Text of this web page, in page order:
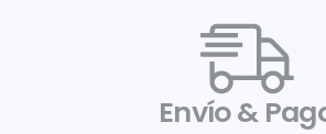
Envío &